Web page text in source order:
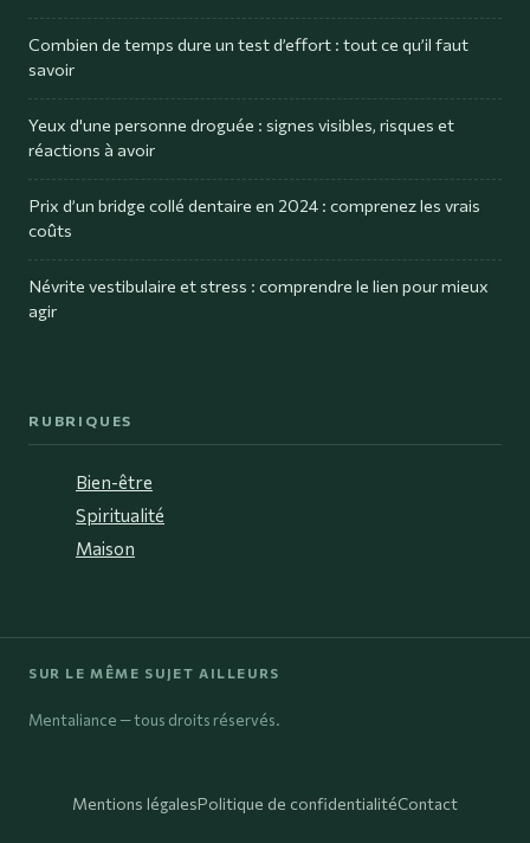
Combien de temps dure un test d’effort : tout ce qu’il faut
savoir
Yeux d'une personne droguée : signes visibles, risques et
réactions à avoir
Prix d’un bridge collé dentaire en 2024 : comprenez les vrais
coûts
Névrite vestibulaire et stress : comprendre le lien pour mieux
agir
RUBRIQUES
Bien-être
Spiritualité
Maison
SUR LE MÊME SUJET AILLEURS
Mentaliance — tous droits réservés.
Mentions légalesPolitique de confidentialitéContact